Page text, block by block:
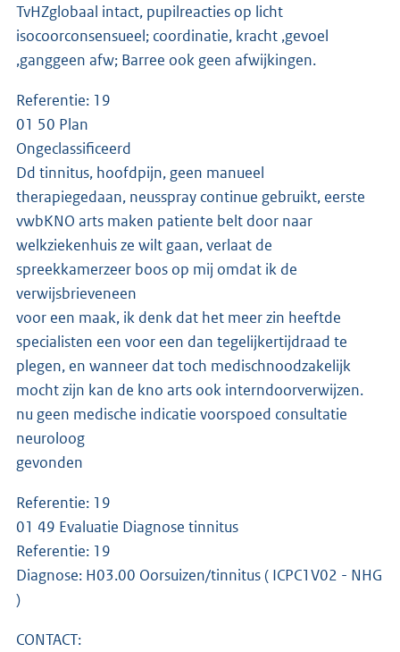
TvHZglobaal intact, pupilreacties op licht
isocoorconsensueel; coordinatie, kracht ,gevoel
,ganggeen afw; Barree ook geen afwijkingen.
Referentie: 19
01 50 Plan
Ongeclassificeerd
Dd tinnitus, hoofdpijn, geen manueel
therapiegedaan, neusspray continue gebruikt, eerste
vwbKNO arts maken patiente belt door naar
welkziekenhuis ze wilt gaan, verlaat de
spreekkamerzeer boos op mij omdat ik de
verwijsbrieveneen
voor een maak, ik denk dat het meer zin heeftde
specialisten een voor een dan tegelijkertijdraad te
plegen, en wanneer dat toch medischnoodzakelijk
mocht zijn kan de kno arts ook interndoorverwijzen.
nu geen medische indicatie voorspoed consultatie
neuroloog
gevonden
Referentie: 19
01 49 Evaluatie Diagnose tinnitus
Referentie: 19
Diagnose: H03.00 Oorsuizen/tinnitus ( ICPC1V02 - NHG
)
CONTACT: